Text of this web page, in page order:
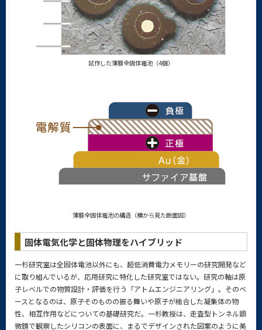
試作した薄膜全固体電池（4個）
薄膜全固体電池の構造（横から見た断面図）
固体電気化学と固体物理をハイブリッド
一杉研究室は全固体電池以外にも、超低消費電力メモリーの研究開発など
に取り組んでいるが、応用研究に特化した研究室ではない。研究の軸は原
子レベルでの物質設計・評価を行う「アトムエンジニアリング」。そのベ
ースとなるのは、原子そのものの振る舞いや原子が結合した凝集体の物
性、相互作用などについての基礎研究だ。一杉教授は、走査型トンネル顕
微鏡で観察したシリコンの表面に、まるでデザインされた図案のように美